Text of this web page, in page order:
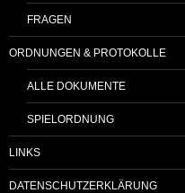
FRAGEN
ORDNUNGEN & PROTOKOLLE
ALLE DOKUMENTE
SPIELORDNUNG
LINKS
DATENSCHUTZERKLÄRUNG